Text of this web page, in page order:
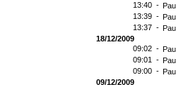
13:40 -
13:39 -
13:37 -
18/12/2009
09:02 -
09:01 -
09:00 -
09/12/2009